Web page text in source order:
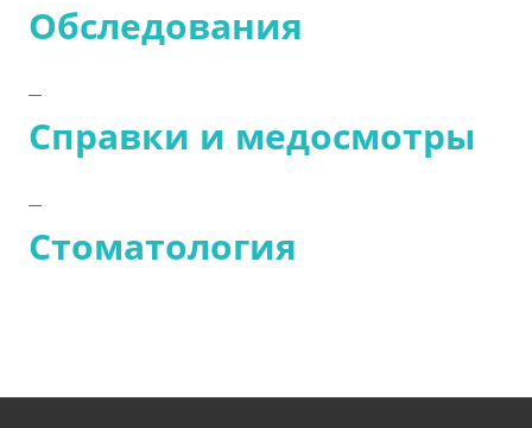
Обследования
Справки и медосмотры
Стоматология